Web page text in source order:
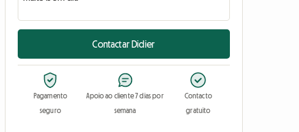
Contactar Didier
Pagamento
seguro
Apoio ao cliente 7 dias por
semana
Contacto
gratuito